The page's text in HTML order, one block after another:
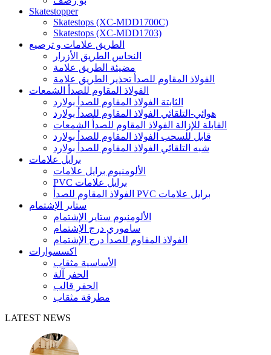
Skatestopper
Skatestops (XC-MDD1700C)
Skatestops (XC-MDD1703)
الطريق علامات و ترصيع
النحاس الطريق الأزرار
مضيئة الطريق علامة
الفولاذ المقاوم للصدأ تحذير الطريق علامة
الفولاذ المقاوم للصدأ الشمعات
الثابتة الفولاذ المقاوم للصدأ بولارد
هوائي-التلقائي الفولاذ المقاوم للصدأ بولارد
القابلة للإزالة الفولاذ المقاوم للصدأ الشمعات
قابل للسحب الفولاذ المقاوم للصدأ بولارد
شبه التلقائي الفولاذ المقاوم للصدأ بولارد
برايل علامات
الألومنيوم برايل علامات
PVC برايل علامات
الفولاذ المقاوم للصدأ PVC برايل علامات
ستاير الإشتمام
الألومنيوم ستاير الإشتمام
ساموري درج الإشتمام
الفولاذ المقاوم للصدأ درج الإشتمام
اكسسوارات
الأساسية مثقاب
الحفر آلة
الحفر قالب
مطرقة مثقاب
LATEST NEWS